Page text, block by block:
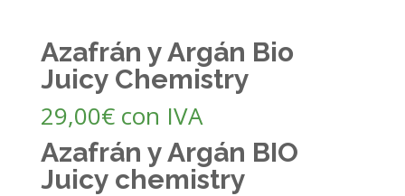
Azafrán y Argán Bio
Juicy Chemistry
29,00€ con IVA
Azafrán y Argán BIO
Juicy chemistry